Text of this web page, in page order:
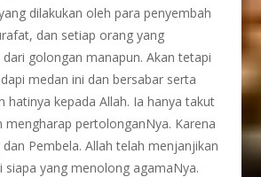
dilakukan oleh para penyembah
dan setiap orang yang
golongan manapun. Akan tetapi
medan ini dan bersabar serta
hatinya kepada Allah. Ia hanya takut
mengharap pertolonganNya. Karena
Pembela. Allah telah menjanjikan
siapa yang menolong agamaNya.